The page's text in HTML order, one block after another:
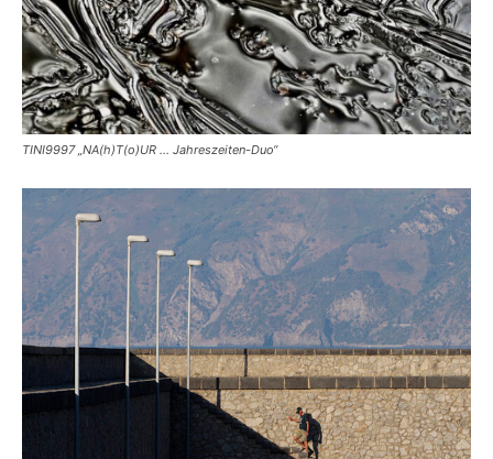
TINI9997 „NA(h)T(o)UR … Jahreszeiten-Duo“